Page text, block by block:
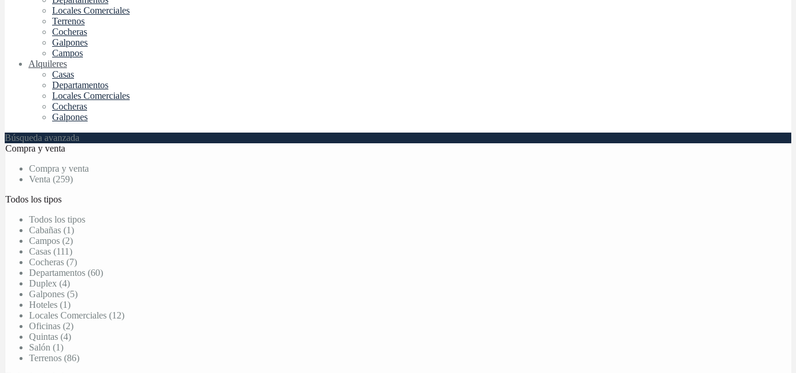
Locales Comerciales
Terrenos
Cocheras
Galpones
Campos
Alquileres
Casas
Departamentos
Locales Comerciales
Cocheras
Galpones
Búsqueda avanzada
Compra y venta
Compra y venta
Venta (259)
Todos los tipos
Todos los tipos
Cabañas (1)
Campos (2)
Casas (111)
Cocheras (7)
Departamentos (60)
Duplex (4)
Galpones (5)
Hoteles (1)
Locales Comerciales (12)
Oficinas (2)
Quintas (4)
Salón (1)
Terrenos (86)